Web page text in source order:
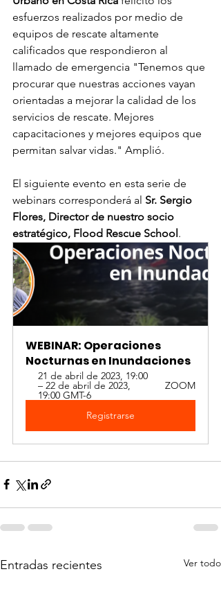
esfuerzos realizados por medio de
equipos de rescate altamente
calificados que respondieron al
llamado de emergencia "Tenemos que
procurar que nuestras acciones vayan
orientadas a mejorar la calidad de los
servicios de rescate. Mejores
capacitaciones y mejores equipos que
permitan salvar vidas." Amplió.
El siguiente evento en esta serie de
webinars corresponderá al Sr. Sergio
Flores, Director de nuestro socio
estratégico, Flood Rescue School.
WEBINAR: Operaciones
Nocturnas en Inundaciones
21 de abril de 2023, 19:00
– 22 de abril de 2023,
19:00 GMT-6
ZOOM
Registrarse
Entradas recientes Ver todo